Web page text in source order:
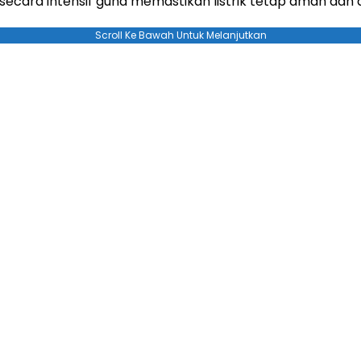
Scroll Ke Bawah Untuk Melanjutkan